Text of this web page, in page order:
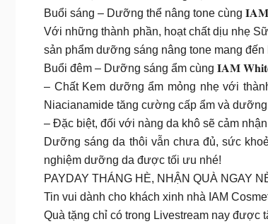
Buổi sáng – Dưỡng thể nâng tone cùng
Với những thành phần, hoạt chất dịu nhẹ
sản phẩm dưỡng sáng nâng tone mang
Buổi đêm – Dưỡng sáng ẩm cùng 𝐈𝐀𝐌
– Chất Kem dưỡng ẩm mỏng nhẹ với
Niacianamide tăng cường cấp ẩm và
– Đặc biệt, đối với nàng da khô sẽ cảm
Dưỡng sáng da thôi vẫn chưa đủ, sức
nghiệm dưỡng da được tối ưu nhé!
PAYDAY THÁNG HÈ, NHẬN QUÀ NGAY
Tin vui dành cho khách xinh nhà IAM
Quà tặng chỉ có trong Livestream nay được